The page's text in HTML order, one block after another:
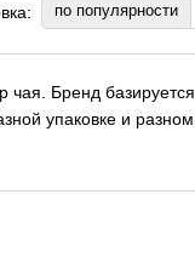
по популярности
Бренд базируется
упаковке и